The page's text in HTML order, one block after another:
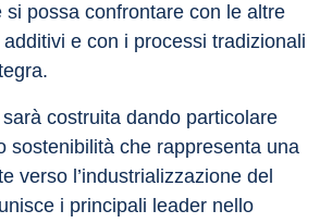
si possa confrontare con le altre
e con i processi tradizionali
costruita dando particolare
sostenibilità che rappresenta una
verso l’industrializzazione del
i principali leader nello